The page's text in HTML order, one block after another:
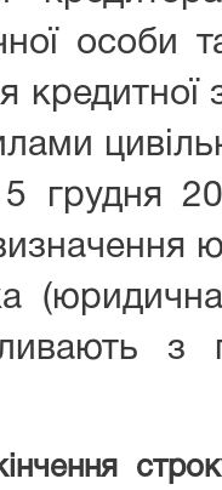
особи
кредитної
грудня
з